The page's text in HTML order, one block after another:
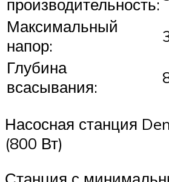
производительность:
Максимальный
напор:
Глубина
всасывания:
Насосная станция
(800 Вт)